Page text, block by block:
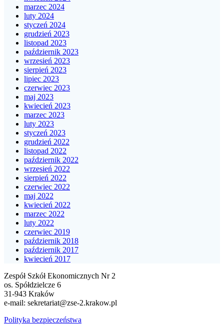
marzec 2024
luty 2024
styczeń 2024
grudzień 2023
listopad 2023
październik 2023
wrzesień 2023
sierpień 2023
lipiec 2023
czerwiec 2023
maj 2023
kwiecień 2023
marzec 2023
luty 2023
styczeń 2023
grudzień 2022
listopad 2022
październik 2022
wrzesień 2022
sierpień 2022
czerwiec 2022
maj 2022
kwiecień 2022
marzec 2022
luty 2022
czerwiec 2019
październik 2018
październik 2017
kwiecień 2017
Zespół Szkół Ekonomicznych Nr 2
os. Spółdzielcze 6
31-943 Kraków
e-mail: sekretariat@zse-2.krakow.pl
Polityka bezpieczeństwa